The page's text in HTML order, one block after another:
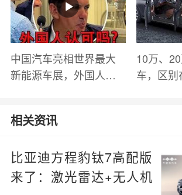
中国汽车亮相世界最大
新能源车展，外国人怎
10万、
车，区别
相关资讯
比亚迪方程豹钛7高配版
来了：激光雷达+无人机